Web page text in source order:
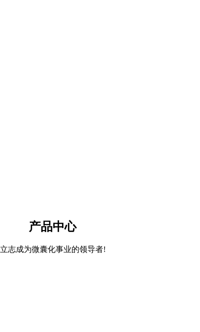
产品中心
立志成为微囊化事业的领导者!